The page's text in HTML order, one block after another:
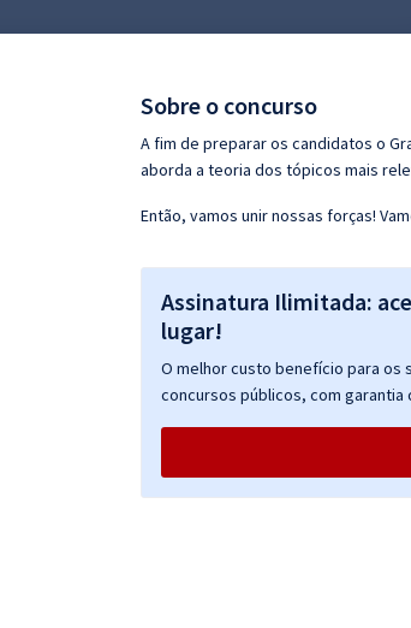
Conteúdo gratuito
Sobre o concurso
A fim de preparar os candidatos o
aborda a teoria dos tópicos mais
Então, vamos unir nossas forças!
Assinatura Ilimitada:
lugar!
O melhor custo benefício para os
concursos públicos, com garantia